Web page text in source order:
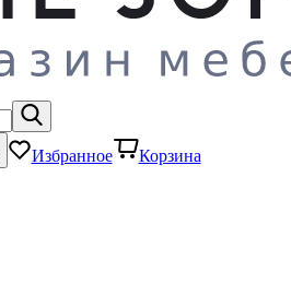
Избранное Корзина